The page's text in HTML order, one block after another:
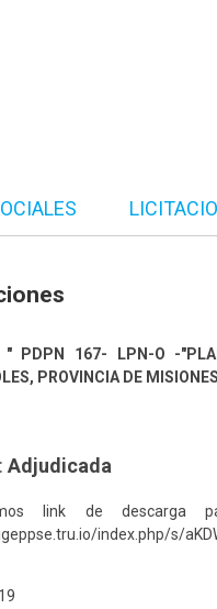
" PDPN 167- LPN-O -
PROVINCIA DE
Adjudicada
link de descarga
index.php/s/